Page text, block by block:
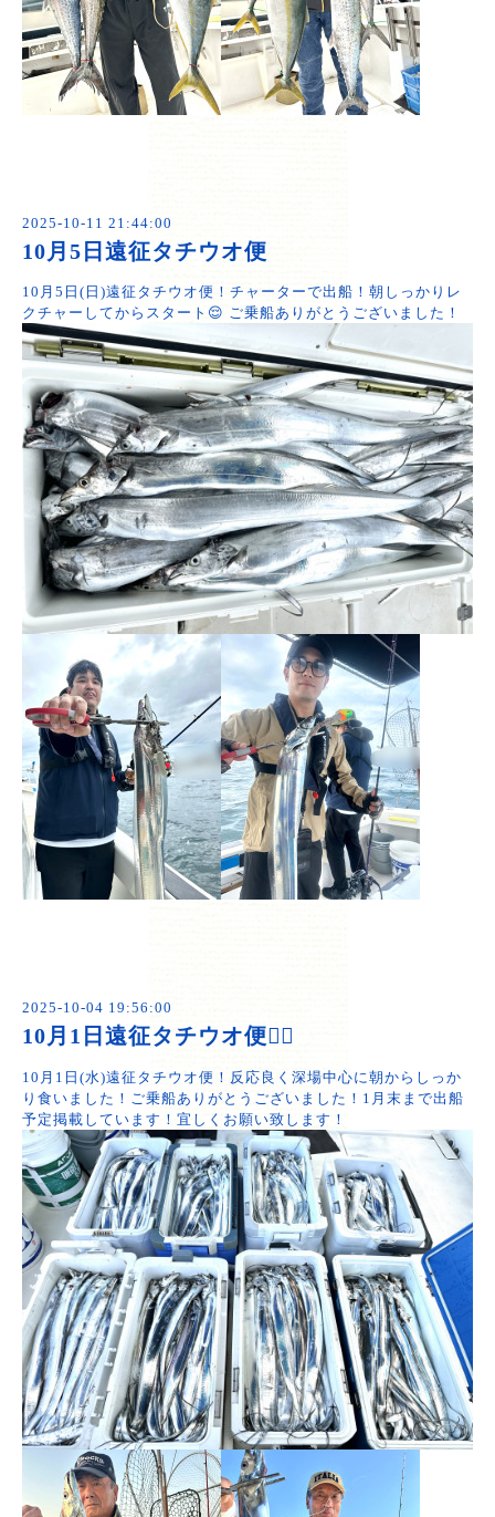
2025-10-11 21:44:00
10月5日遠征タチウオ便
10月5日(日)遠征タチウオ便！チャーターで出船！朝しっかりレ
クチャーしてからスタート😌 ご乗船ありがとうございました！
2025-10-04 19:56:00
10月1日遠征タチウオ便🙆‍♂️
10月1日(水)遠征タチウオ便！反応良く深場中心に朝からしっか
り食いました！ご乗船ありがとうございました！1月末まで出船
予定掲載しています！宜しくお願い致します！